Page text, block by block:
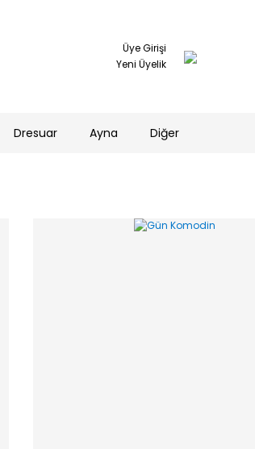
Üye Girişi
Yeni Üyelik
Dresuar Ayna Diğer